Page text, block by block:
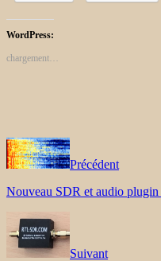
WordPress:
chargement…
Précédent
Nouveau SDR et audio
Suivant